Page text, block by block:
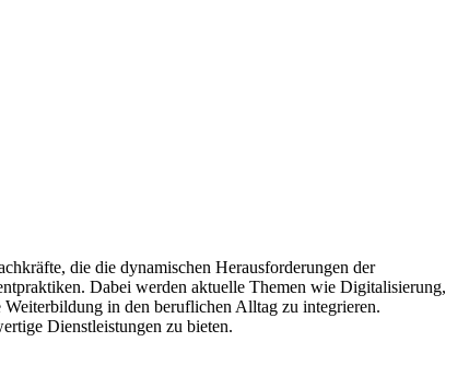
die die dynamischen Herausforderungen der
Dabei werden aktuelle Themen wie Digitalisierung,
in den beruflichen Alltag zu integrieren.
Dienstleistungen zu bieten.